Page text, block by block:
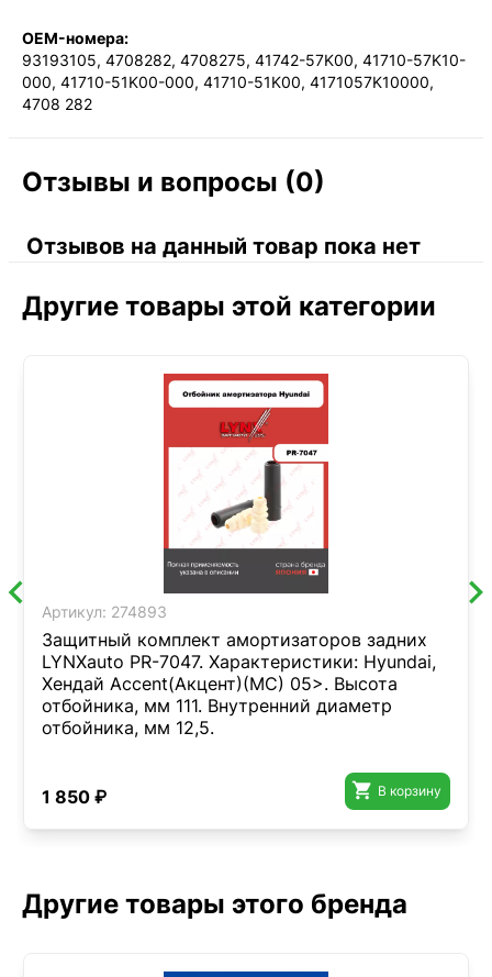
OEM-номера:
93193105, 4708282, 4708275, 41742-57K00, 41710-57K10-
000, 41710-51K00-000, 41710-51K00, 4171057K10000,
4708 282
Отзывы и вопросы (0)
Отзывов на данный товар пока нет
Другие товары этой категории
Артикул: 274893
Защитный комплект амортизаторов задних
LYNXauto PR-7047. Характеристики: Hyundai,
Хендай Accent(Акцент)(MC) 05>. Высота
отбойника, мм 111. Внутренний диаметр
отбойника, мм 12,5.
1 850 ₽  В корзину
Другие товары этого бренда